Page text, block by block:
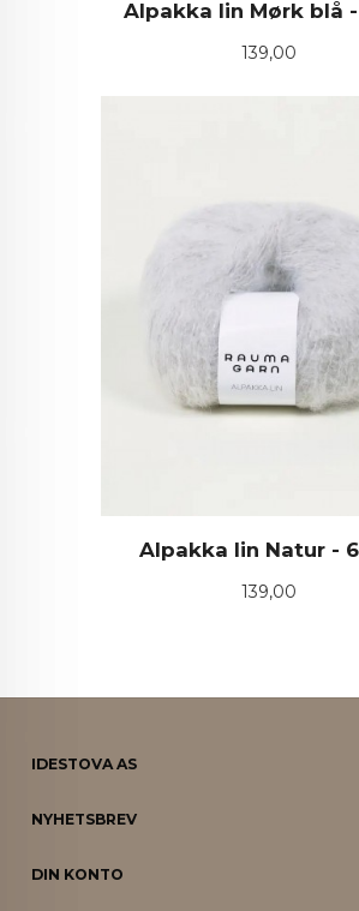
Alpakka lin Mørk blå
Pris
139,00
Alpakka lin Natur -
Pris
139,00
IDESTOVA AS
NYHETSBREV
DIN KONTO